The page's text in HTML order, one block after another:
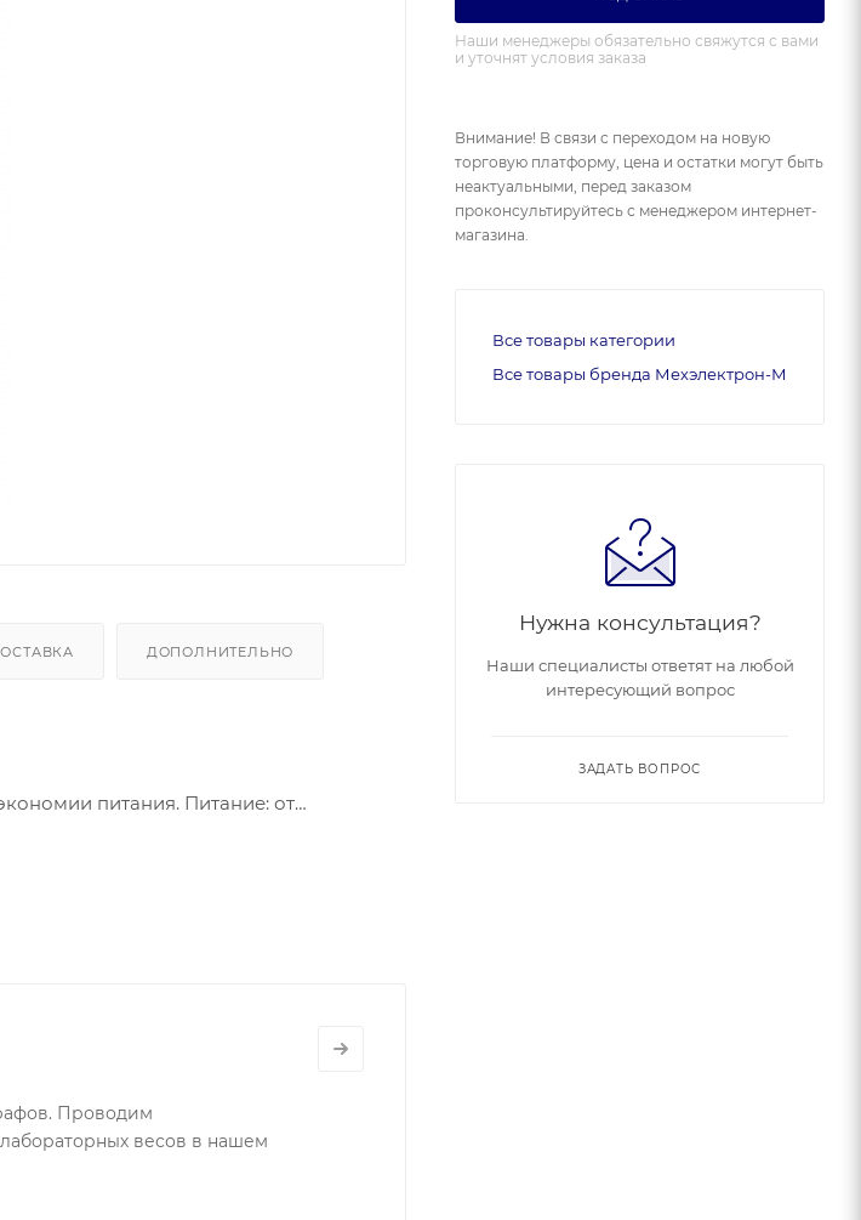
ДОПОЛНИТЕЛЬНО
питания. Питание: от
Проводим
весов в нашем
Наши менеджеры обязательно свяжутся с вами
и уточнят условия заказа
Внимание! В связи с переходом на новую
торговую платформу, цена и остатки могут быть
неактуальными, перед заказом
проконсультируйтесь с менеджером интернет-
магазина.
Все товары категории
Все товары бренда Мехэлектрон-М
Нужна консультация?
Наши специалисты ответят на любой
интересующий вопрос
ЗАДАТЬ ВОПРОС